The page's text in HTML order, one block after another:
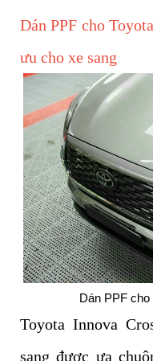
Dán PPF cho
ưu cho xe sang
Dán PPF
Toyota Innova
sang được ưa